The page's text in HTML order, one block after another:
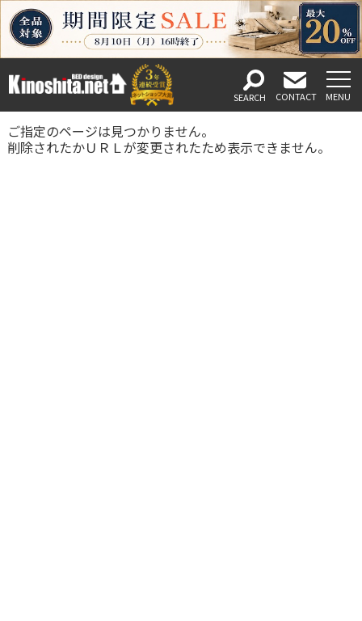
ご指定のページは見つかりません。
削除されたかＵＲＬが変更されたため表示できません。